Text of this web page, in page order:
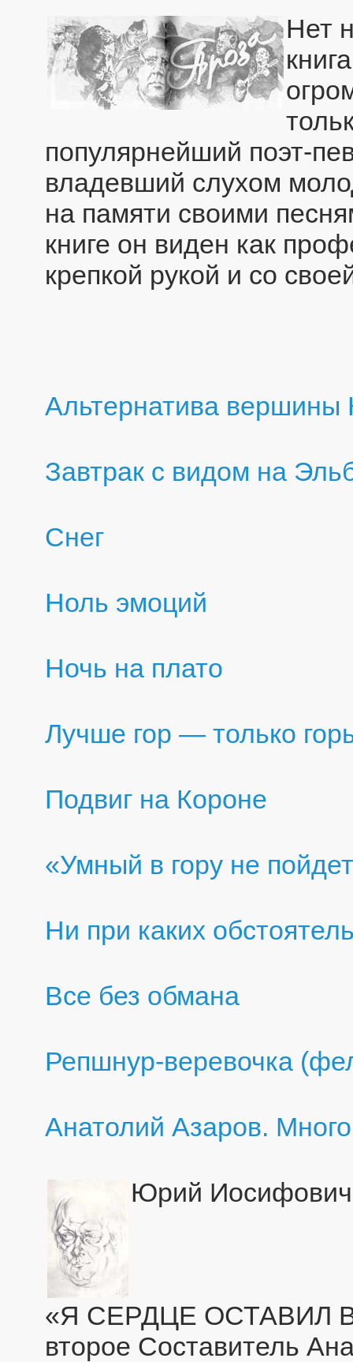
Нет
популярнейший поэт-
владевший слухом
на памяти своими
книге он виден как
крепкой рукой и со
Альтернатива вершины
Завтрак с видом на
Снег
Ноль эмоций
Ночь на плато
Лучше гор — только
Подвиг на Короне
«Умный в гору не
Ни при каких
Все без обмана
Репшнур-веревочка
Анатолий Азаров.
Юрий
«Я СЕРДЦЕ ОСТАВИЛ
второе Составитель